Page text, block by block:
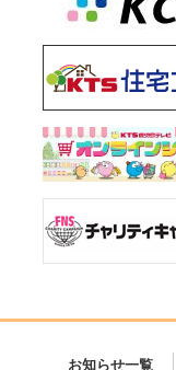
お知らせ一覧